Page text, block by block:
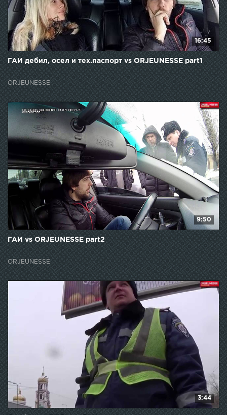
16:45
ГАИ дебил, осел и тех.паспорт vs ORJEUNESSE part1
ORJEUNESSE
9:50
ГАИ vs ORJEUNESSE part2
ORJEUNESSE
3:44